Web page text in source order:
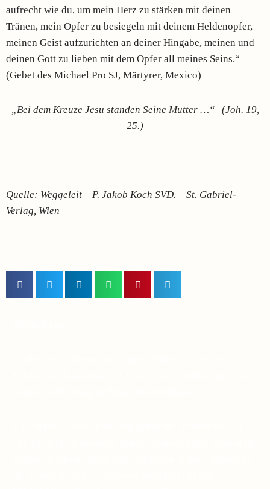
aufrecht wie du, um mein Herz zu stärken mit deinen
Tränen, mein Opfer zu besiegeln mit deinem Heldenopfer,
meinen Geist aufzurichten an deiner Hingabe, meinen und
deinen Gott zu lieben mit dem Opfer all meines Seins.“
(Gebet des Michael Pro SJ, Märtyrer, Mexico)
„Bei dem Kreuze Jesu standen Seine Mutter …“ (Joh. 19,
25.)
Quelle: Weggeleit – P. Jakob Koch SVD. – St. Gabriel-
Verlag, Wien